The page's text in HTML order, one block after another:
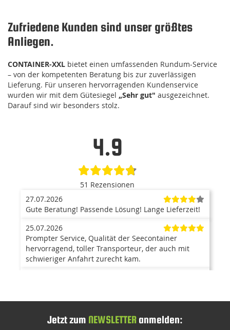
Zufriedene Kunden sind unser größtes
Anliegen.
CONTAINER-XXL bietet einen umfassenden Rundum-Service
– von der kompetenten Beratung bis zur zuverlässigen
Lieferung. Für unseren hervorragenden Kundenservice
wurden wir mit dem Gütesiegel „Sehr gut" ausgezeichnet.
Darauf sind wir besonders stolz.
4.9
51 Rezensionen
27.07.2026
Gute Beratung! Passende Lösung! Lange Lieferzeit!
25.07.2026
Prompter Service, Qualität der Seecontainer
hervorragend, toller Transporteur, der auch mit
schwieriger Anfahrt zurecht kam.
sehr einfach. Kann ich nur weiterempfehlen. Bin
Jetzt zum NEWSLETTER anmelden: